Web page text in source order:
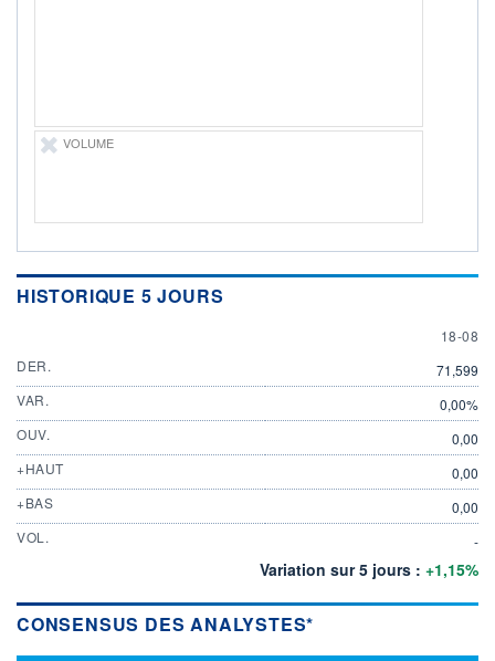
ÉLIGIBILITÉ
Non éligible
VOLUME
HISTORIQUE 5 JOURS
18
18-08
DER.
71,599
VAR.
0,00%
OUV.
0,00
+HAUT
0,00
+BAS
0,00
VOL.
-
Variation sur 5 jours : +1,15%
CONSENSUS DES ANALYSTES*